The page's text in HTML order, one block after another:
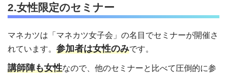
2.女性限定のセミナー
マネカツは「マネカツ女子会」の名目でセミナーが開催さ
れています。 参加者は女性のみです。
講師陣も女性なので、他のセミナーと比べて圧倒的に参